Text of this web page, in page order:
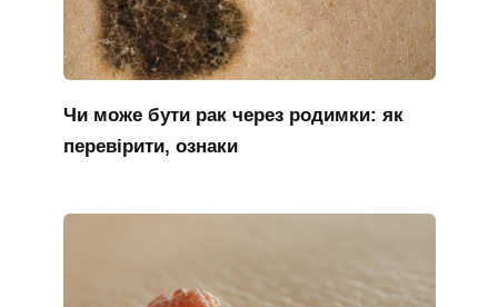
Чи може бути рак через родимки: як
перевірити, ознаки